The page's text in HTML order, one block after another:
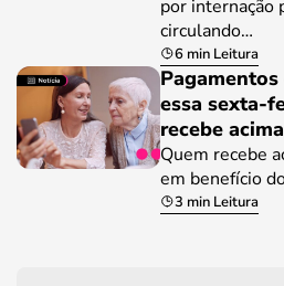
por internação
circulando…
6 min Leitura
essa sexta-
recebe
Quem recebe
em benefício
3 min Leitura